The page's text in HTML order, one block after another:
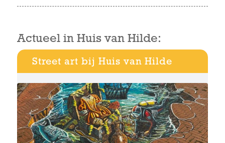
Actueel in Huis van Hilde:
Street art bij Huis van Hilde